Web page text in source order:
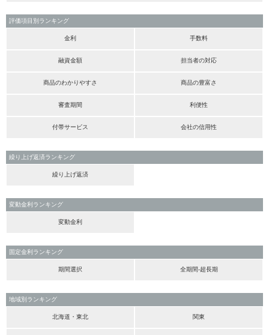
評価項目別ランキング
金利 手数料
融資金額 担当者の対応
商品のわかりやすさ 商品の豊富さ
審査期間 利便性
付帯サービス 会社の信用性
繰り上げ返済ランキング
繰り上げ返済
変動金利ランキング
変動金利
固定金利ランキング
期間選択 全期間-超長期
地域別ランキング
北海道・東北 関東